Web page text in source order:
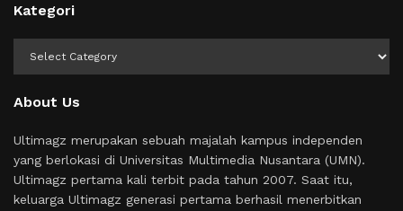
Kategori
About Us
Ultimagz merupakan sebuah majalah kampus independen
yang berlokasi di Universitas Multimedia Nusantara (UMN).
Ultimagz pertama kali terbit pada tahun 2007. Saat itu,
keluarga Ultimagz generasi pertama berhasil menerbitkan